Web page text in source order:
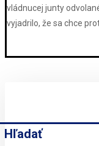
vládnucej junty
vyjadrilo, že sa chce proti
Hľadať